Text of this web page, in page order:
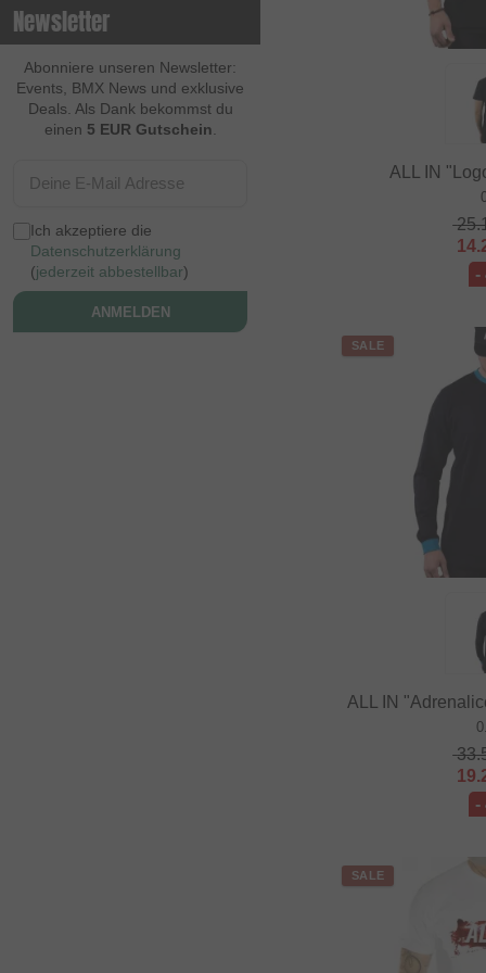
Contec
Continental
Cream BMX Magazine
Cult
Cycle Training
Demolition
Dia Tech
Newsletter
Abonniere unseren Newsletter:
Events, BMX News und exklusive
Deals. Als Dank bekommst du
einen 5 EUR Gutschein
Ich akzeptiere die
Datenschutzerklärung
(jederzeit abbestellbar)
ANMELDEN
ALL IN
-
SALE
ALL IN
-
SALE